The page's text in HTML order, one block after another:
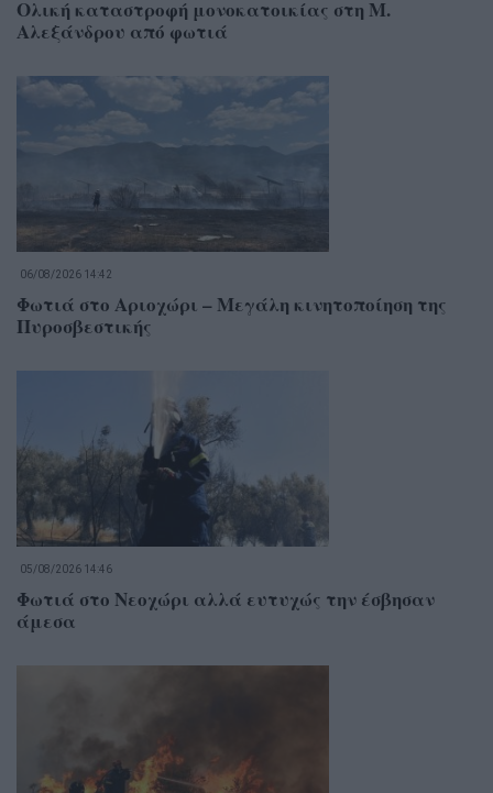
Ολική καταστροφή μονοκατοικίας στη Μ.
Αλεξάνδρου από φωτιά
06/08/2026 14:42
Φωτιά στο Αριοχώρι – Μεγάλη κινητοποίηση της
Πυροσβεστικής
05/08/2026 14:46
Φωτιά στο Νεοχώρι αλλά ευτυχώς την έσβησαν
άμεσα